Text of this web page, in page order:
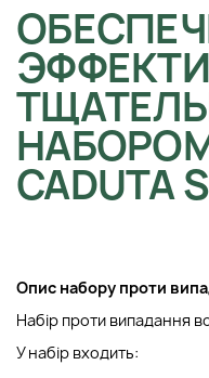
НАБОРОМ
CADUTA
Опис набору проти
Набір проти випадання
У набір входить: